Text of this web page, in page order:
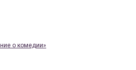
о комедии»